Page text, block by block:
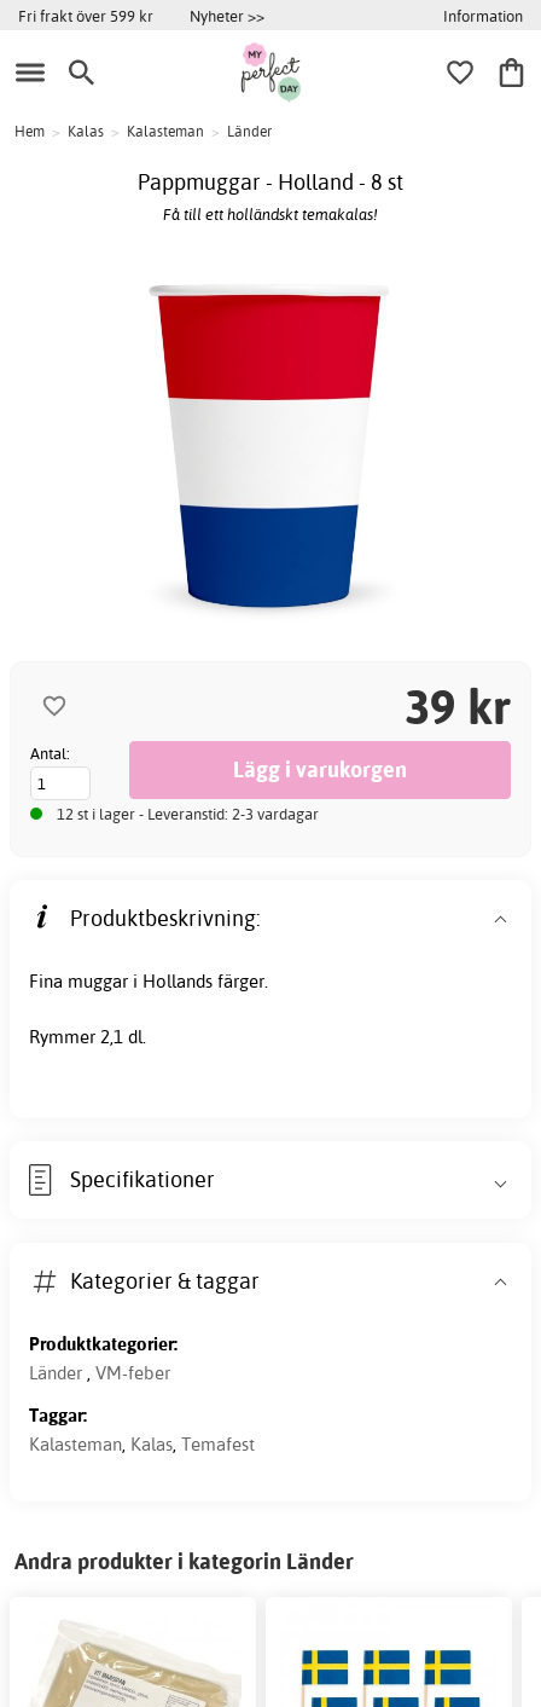
Fri frakt över 599 kr Nyheter >> Information
Hem > Kalas > Kalasteman > Länder
Pappmuggar - Holland - 8 st
Få till ett holländskt temakalas!
39 kr
Antal:
12 st i lager - Leveranstid: 2-3 vardagar
Produktbeskrivning:
Fina muggar i Hollands färger.
Rymmer 2,1 dl.
Specifikationer
Kategorier & taggar
Produktkategorier:
Länder , VM-feber
Taggar:
Kalasteman, Kalas, Temafest
Andra produkter i kategorin Länder